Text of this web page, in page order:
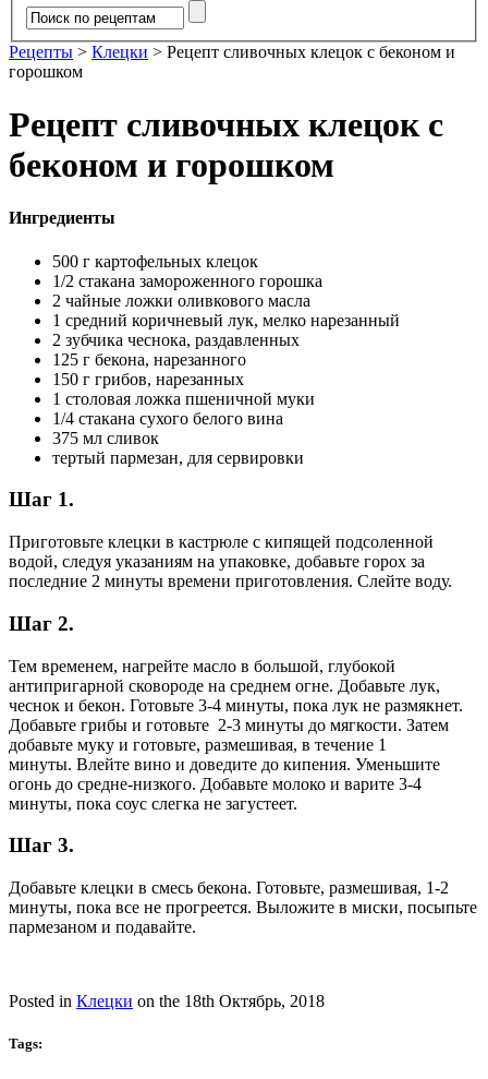
Рецепты > Клецки > Рецепт сливочных клецок с беконом и
горошком
Рецепт сливочных клецок с
беконом и горошком
Ингредиенты
500 г картофельных клецок
1/2 стакана замороженного горошка
2 чайные ложки оливкового масла
1 средний коричневый лук, мелко нарезанный
2 зубчика чеснока, раздавленных
125 г бекона, нарезанного
150 г грибов, нарезанных
1 столовая ложка пшеничной муки
1/4 стакана сухого белого вина
375 мл сливок
тертый пармезан, для сервировки
Шаг 1.
Приготовьте клецки в кастрюле с кипящей подсоленной
водой, следуя указаниям на упаковке, добавьте горох за
последние 2 минуты времени приготовления. Слейте воду.
Шаг 2.
Тем временем, нагрейте масло в большой, глубокой
антипригарной сковороде на среднем огне. Добавьте лук,
чеснок и бекон. Готовьте 3-4 минуты, пока лук не размякнет.
Добавьте грибы и готовьте 2-3 минуты до мягкости. Затем
добавьте муку и готовьте, размешивая, в течение 1
минуты. Влейте вино и доведите до кипения. Уменьшите
огонь до средне-низкого. Добавьте молоко и варите 3-4
минуты, пока соус слегка не загустеет.
Шаг 3.
Добавьте клецки в смесь бекона. Готовьте, размешивая, 1-2
минуты, пока все не прогреется. Выложите в миски, посыпьте
пармезаном и подавайте.
Posted in Клецки on the 18th Октябрь, 2018
Tags: